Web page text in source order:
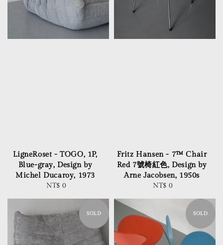
LigneRoset - TOGO, 1P,
Blue-gray, Design by
Michel Ducaroy, 1973
Regular
NT$ 0
Fritz Hansen - 7™ Chair
Red 7號椅紅色, Design by
Arne Jacobsen, 1950s
Regular
NT$ 0
SOLD SOLD